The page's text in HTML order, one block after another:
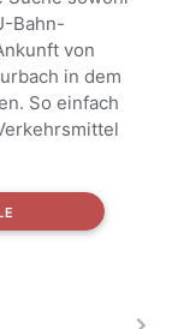
Bahn-
von
in dem
So einfach